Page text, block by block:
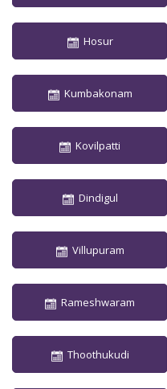
Hosur
Kumbakonam
Kovilpatti
Dindigul
Villupuram
Rameshwaram
Thoothukudi